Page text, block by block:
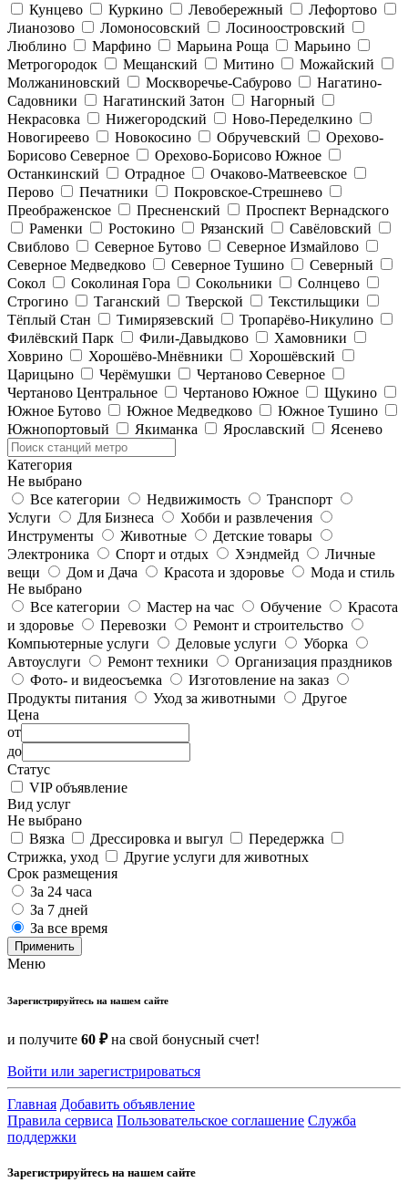
Кунцево
Куркино Левобережный
Лефортово
Лианозово
Ломоносовский
Лосиноостровский
Люблино
Марфино Марьина Роща
Марьино
Метрогородок
Мещанский Митино
Можайский
Молжаниновский
Москворечье-Сабурово
Нагатино-
Садовники
Нагатинский Затон
Нагорный
Некрасовка
Нижегородский
Ново-Переделкино
Новогиреево
Новокосино Обручевский
Орехово-
Борисово Северное
Орехово-Борисово Южное
Останкинский
Отрадное
Очаково-Матвеевское
Перово
Печатники
Покровское-Стрешнево
Преображенское
Пресненский
Проспект Вернадского
Раменки
Ростокино Рязанский
Савёловский
Свиблово
Северное Бутово
Северное Измайлово
Северное Медведково
Северное Тушино
Северный
Сокол
Соколиная Гора Сокольники
Солнцево
Строгино
Таганский Тверской
Текстильщики
Тёплый Стан
Тимирязевский
Тропарёво-Никулино
Филёвский Парк
Фили-Давыдково
Хамовники
Ховрино
Хорошёво-Мнёвники
Хорошёвский
Царицыно
Черёмушки
Чертаново Северное
Чертаново Центральное
Чертаново Южное
Щукино
Южное Бутово
Южное Медведково
Южное Тушино
Южнопортовый
Якиманка Ярославский Ясенево
Категория
Не выбрано
Все категории
Недвижимость
Транспорт
Услуги
Для Бизнеса
Хобби и развлечения
Инструменты
Животные
Детские товары
Электроника
Спорт и отдых Хэндмейд
Личные
вещи
Дом и Дача Красота и здоровье
Мода и стиль
Не выбрано
Все категории
Мастер на час Обучение
Красота
и здоровье
Перевозки
Ремонт и строительство
Компьютерные услуги
Деловые услуги
Уборка
Автоуслуги
Ремонт техники
Организация праздников
Фото- и видеосъемка
Изготовление на заказ
Продукты питания
Уход за животными
Другое
Цена
от
до
Статус
VIP объявление
Вид услуг
Не выбрано
Вязка
Дрессировка и выгул
Передержка
Стрижка, уход
Другие услуги для животных
Срок размещения
За 24 часа
За 7 дней
За все время
Применить
Меню
Зарегистрируйтесь на нашем сайте
и получите 60 ₽на свой бонусный счет!
Войти или зарегистрироваться
Главная Добавить объявление
Правила сервиса Пользовательское соглашение Служба
поддержки
Зарегистрируйтесь на нашем сайте